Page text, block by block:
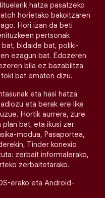
hatza pasatzeko
horietako bakoitzaren
Hori izan da beti
pertsonak
bidaide bat, poliki-
ezagun bat. Edozeren
bila ez bazabiltza
bat ematen dizu.
eta hasi hatza
eta berak ere like
Hortik aurrera, zure
bat, eta ikusi zer
modua, Pasaportea,
Tinder konexio
zerbait informalerako,
zerbaitetarako.
erako eta Android-